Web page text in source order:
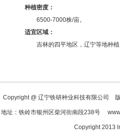
种植密度：
6500-7000株/亩。
适宜区域：
吉林的四平地区，辽宁等地种植
Copyright @ 辽宁铁研种业科技有限公司
地址：铁岭市银州区柴河街南段238号
Copyright 2013